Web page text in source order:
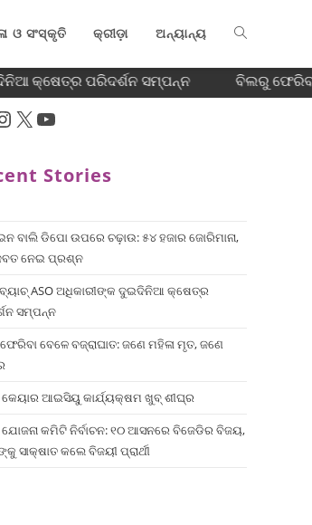
ଓ ସଂସ୍କୃତି କ୍ରୀଡ଼ା ଅନ୍ୟାନ୍ୟ
କ୍ଷେତ୍ର ପରିଦର୍ଶନ ସମ୍ପନ୍ନ ବିଲରୁ
Stories
ବାଲି ଡିପୋ ଉପରେ ଚଢ଼ାଉ: ୫୪ ହଜାର ଜୋରିମାନା,
ନେଇ ପ୍ରଶ୍ନ
ASO ଅଧିକାରୀଙ୍କ ଦୁଇଦିନିଆ କ୍ଷେତ୍ର
ସମ୍ପନ୍ନ
ବେଳେ ବଜ୍ରାଘାତ: ଜଣେ ମହିଳା ମୃତ, ଜଣେ
କେୟାର ଆଇସିୟୁ କାର୍ଯ୍ୟକ୍ଷମ ଖୁବ୍ ଶୀଘ୍ର
କମିଟି ନିର୍ବାଚନ: ୧୦ ଆସନରେ ବିଜେଡିର ବିଜୟ,
ସାକ୍ଷାତ କଲେ ବିଜୟୀ ପ୍ରାର୍ଥୀ